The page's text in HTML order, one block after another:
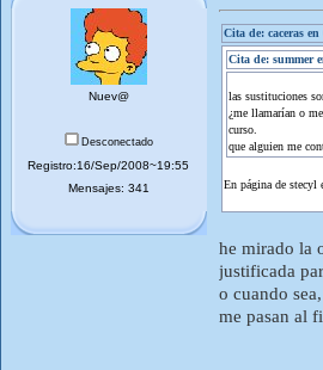
Nuev@
Desconectado
Registro:16/Sep/2008~19:55
Mensajes: 341
Cita de: caceras en
Cita de: summer
las sustituciones
¿me llamarían o
curso.
que alguien me
En página de stecyl
he mirado la
justificada
o cuando
me pasan al